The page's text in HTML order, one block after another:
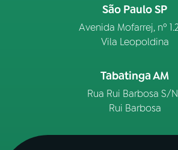
São Paulo SP
Avenida Mofarrej, nº
Vila Leopoldina
Tabatinga AM
Rua Rui Barbosa S/
Rui Barbosa